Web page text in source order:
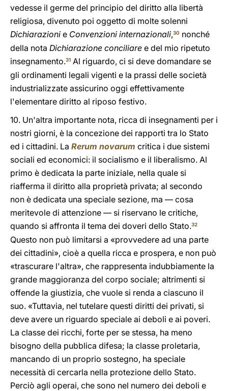
vedesse il germe del principio del diritto alla libertà
religiosa, divenuto poi oggetto di molte solenni
Dichiarazioni e Convenzioni internazionali,30 nonché
della nota Dichiarazione conciliare e del mio ripetuto
insegnamento.31 Al riguardo, ci si deve domandare se
gli ordinamenti legali vigenti e la prassi delle società
industrializzate assicurino oggi effettivamente
l'elementare diritto al riposo festivo.
10. Un'altra importante nota, ricca di insegnamenti per i
nostri giorni, è la concezione dei rapporti tra lo Stato
ed i cittadini. La Rerum novarum critica i due sistemi
sociali ed economici: il socialismo e il liberalismo. Al
primo è dedicata la parte iniziale, nella quale si
riafferma il diritto alla proprietà privata; al secondo
non è dedicata una speciale sezione, ma — cosa
meritevole di attenzione — si riservano le critiche,
quando si affronta il tema dei doveri dello Stato.32
Questo non può limitarsi a «provvedere ad una parte
dei cittadini», cioè a quella ricca e prospera, e non può
«trascurare l'altra», che rappresenta indubbiamente la
grande maggioranza del corpo sociale; altrimenti si
offende la giustizia, che vuole si renda a ciascuno il
suo. «Tuttavia, nel tutelare questi diritti dei privati, si
deve avere un riguardo speciale ai deboli e ai poveri.
La classe dei ricchi, forte per se stessa, ha meno
bisogno della pubblica difesa; la classe proletaria,
mancando di un proprio sostegno, ha speciale
necessità di cercarla nella protezione dello Stato.
Perciò agli operai, che sono nel numero dei deboli e